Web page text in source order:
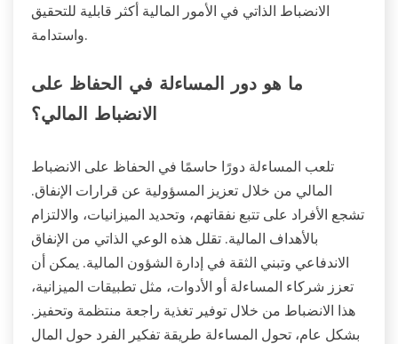
الانضباط الذاتي في الأمور المالية أكثر قابلية للتحقيق
واستدامة.
ما هو دور المساءلة في الحفاظ على
الانضباط المالي؟
تلعب المساءلة دورًا حاسمًا في الحفاظ على الانضباط
المالي من خلال تعزيز المسؤولية عن قرارات الإنفاق.
تشجع الأفراد على تتبع نفقاتهم، وتحديد الميزانيات، والالتزام
بالأهداف المالية. تقلل هذه الوعي الذاتي من الإنفاق
الاندفاعي وتبني الثقة في إدارة الشؤون المالية. يمكن أن
تعزز شركاء المساءلة أو الأدوات، مثل تطبيقات الميزانية،
هذا الانضباط من خلال توفير تغذية راجعة منتظمة وتحفيز.
بشكل عام، تحول المساءلة طريقة تفكير الفرد حول المال